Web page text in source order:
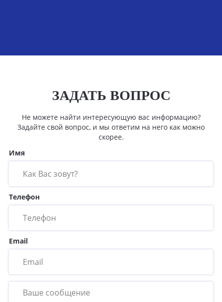
ЗАДАТЬ ВОПРОС
Не можете найти интересующую вас информацию?
Задайте свой вопрос, и мы ответим на него как можно
скорее.
Имя
Телефон
Email